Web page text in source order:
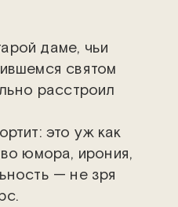
даме, чьи
святом
расстроил
это уж как
юмора, ирония,
— не зря